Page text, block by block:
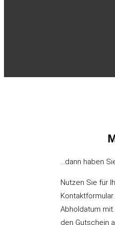
…dann haben
Nutzen Sie für
Abholdatum
den Gutschein